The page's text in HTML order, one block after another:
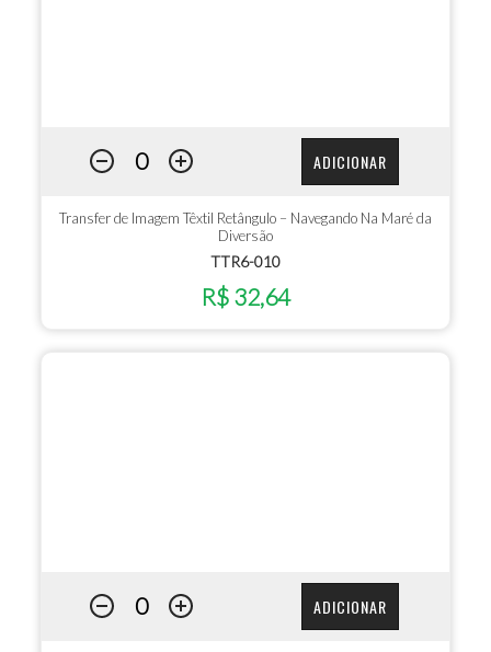
ADICIONAR
Transfer de Imagem Têxtil Retângulo – Navegando Na Maré da
Diversão
TTR6-010
R$ 32,64
ADICIONAR